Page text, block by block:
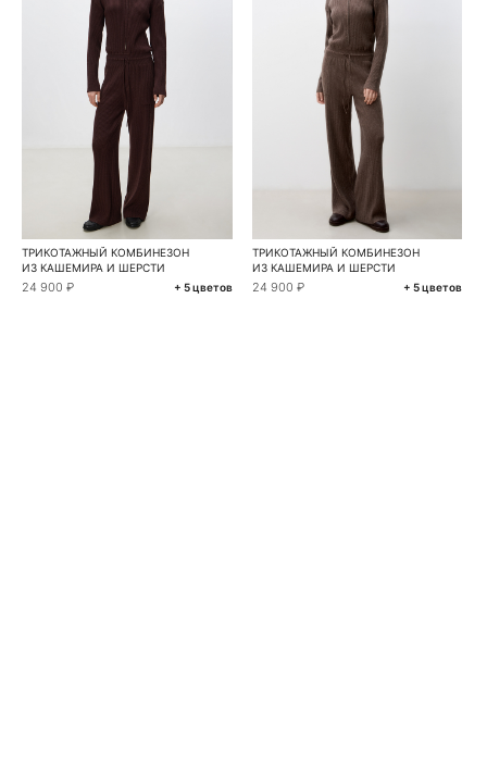
ТРИКОТАЖНЫЙ КОМБИНЕЗОН
ИЗ КАШЕМИРА И ШЕРСТИ
24 900 ₽ + 5 цветов
ТРИКОТАЖНЫЙ КОМБИНЕЗОН
ИЗ КАШЕМИРА И ШЕРСТИ
24 900 ₽ + 5 цветов